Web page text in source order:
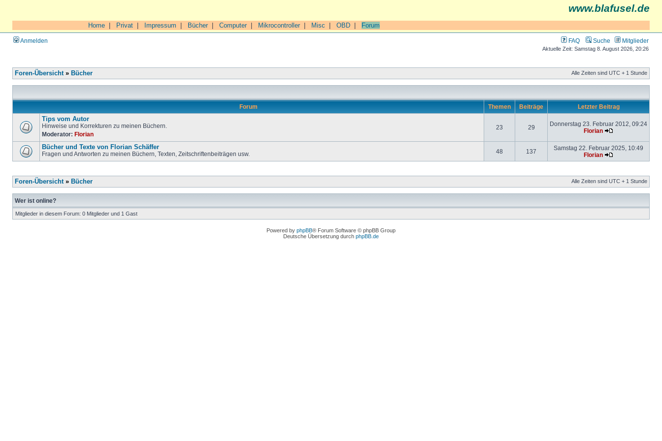
www.blafusel.de
Home Privat Impressum Bücher| Computer| Mikrocontroller| Misc OBD Forum
Anmelden FAQ Suche Mitglieder
Aktuelle Zeit: Samstag 8. August 2026, 20:26
Foren-Übersicht» Bücher Alle Zeiten sind UTC + 1 Stunde
Forum Themen Beiträge Letzter Beitrag
Tips vom Autor
Hinweise und Korrekturen zu meinen Büchern.
Moderator: Florian
23 29
Donnerstag 23. Februar 2012, 09:24
Florian
Bücher und Texte von Florian Schäffer
Fragen und Antworten zu meinen Büchern, Texten, Zeitschriftenbeiträgen usw. 48 137
Samstag 22. Februar 2025, 10:49
Florian
Foren-Übersicht» Bücher Alle Zeiten sind UTC + 1 Stunde
Wer ist online?
Mitglieder in diesem Forum: 0 Mitglieder und 1 Gast
Powered by phpBB® Forum Software © phpBB Group
Deutsche Übersetzung durch phpBB.de